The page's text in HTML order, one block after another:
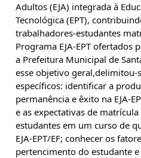
Adultos (EJA) integrada à
Tecnológica (EPT),
trabalhadores-estudantes
Programa EJA-EPT ofertados
a Prefeitura Municipal de
esse objetivo geral,delimitou-
específicos: identificar a
permanência e êxito na EJA-
e as expectativas de
estudantes em um curso de
EJA-EPT/EF; conhecer os
pertencimento do estudante